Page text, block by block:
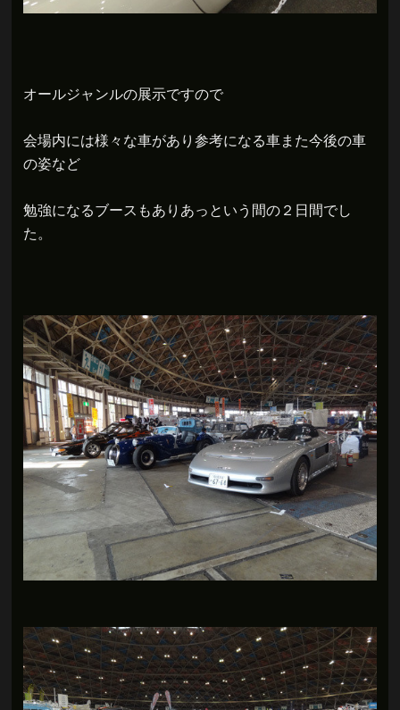
オールジャンルの展示ですので
会場内には様々な車があり参考になる車また今後の車
の姿など
勉強になるブースもありあっという間の２日間でし
た。